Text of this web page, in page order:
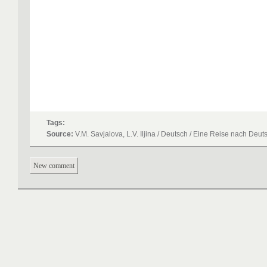
Tags:
Source: V.M. Savjalova, L.V. Iljina / Deutsch / Eine Reise nach
New comment